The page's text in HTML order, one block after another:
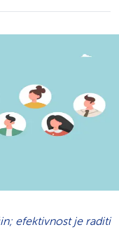
efektivnost je raditi